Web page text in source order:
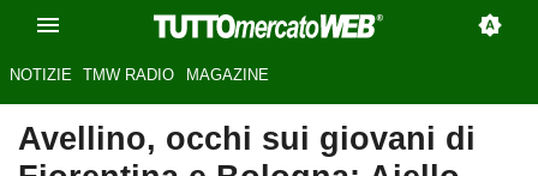
NOTIZIE TMW RADIO MAGAZINE
Avellino, occhi sui giovani di